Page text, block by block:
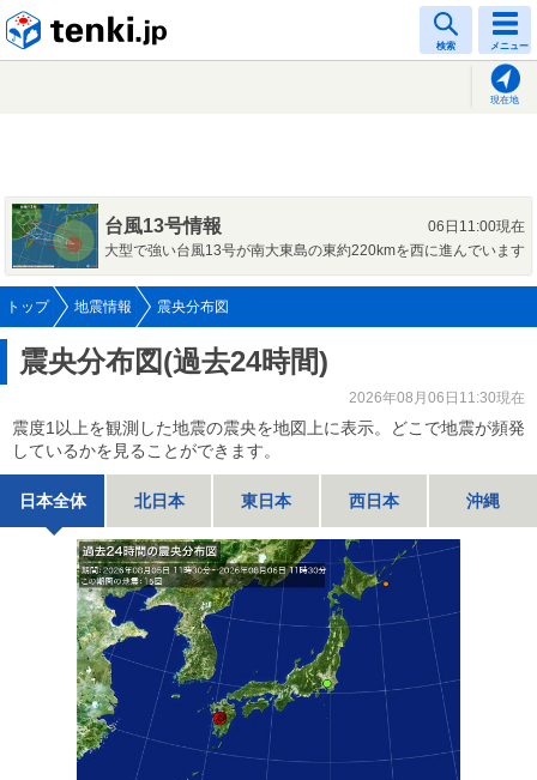
検索 メニュー
現在地
台風13号情報
06日11:00現在
大型で強い台風13号が南大東島の東約220kmを西に進んでいます
トップ 地震情報 震央分布図
震央分布図(過去24時間)
2026年08月06日11:30現在
震度1以上を観測した地震の震央を地図上に表示。どこで地震が頻発
しているかを見ることができます。
日本全体 北日本 東日本 西日本 沖縄